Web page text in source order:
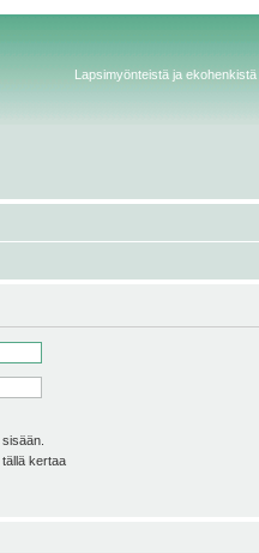
Lapsimyönteistä ja
tällä kertaa